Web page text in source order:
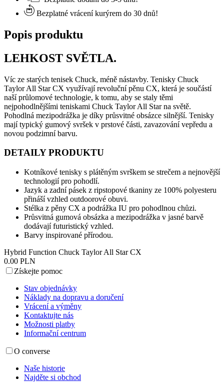
Bezplatné vrácení kurýrem do 30 dnů!
Popis produktu
LEHKOST SVĚTLA.
Víc ze starých tenisek Chuck, méně nástavby. Tenisky Chuck
Taylor All Star CX využívají revoluční pěnu CX, která je součástí
naší průlomové technologie, k tomu, aby se staly těmi
nejpohodlnějšími teniskami Chuck Taylor All Star na světě.
Pohodlná mezipodrážka je díky průsvitné obsázce silnější. Tenisky
mají typický gumový svršek v prstové části, zavazování vepředu a
novou podzimní barvu.
DETAILY PRODUKTU
Kotníkové tenisky s plátěným svrškem se strečem a nejnovější
technologií pro pohodlí.
Jazyk a zadní pásek z ripstopové tkaniny ze 100% polyesteru
přináší vzhled outdoorové obuvi.
Stélka z pěny CX a podrážka IU pro pohodlnou chůzi.
Průsvitná gumová obsázka a mezipodrážka v jasné barvě
dodávají futuristický vzhled.
Barvy inspirované přírodou.
Hybrid Function Chuck Taylor All Star CX
0.00 PLN
Získejte pomoc
Stav objednávky
Náklady na dopravu a doručení
Vrácení a výměny
Kontaktujte nás
Možnosti platby
Informační centrum
O converse
Naše historie
Najděte si obchod